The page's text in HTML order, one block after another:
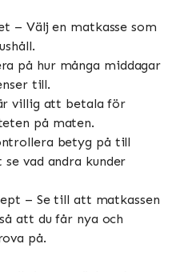
– Välj en matkasse som
på hur många middagar
till.
villig att betala för
på maten.
betyg på till
vad andra kunder
– Se till att matkassen
att du får nya och
på.